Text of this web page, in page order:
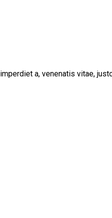
a, venenatis vitae,